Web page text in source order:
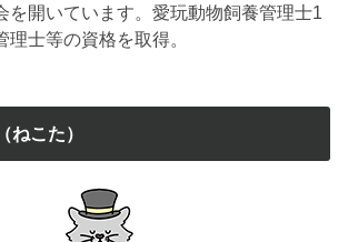
を開いています。愛玩動物飼養管理士1
士等の資格を取得。
ねこた）